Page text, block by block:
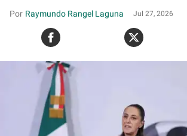
Raymundo Rangel Laguna Jul 27, 2026